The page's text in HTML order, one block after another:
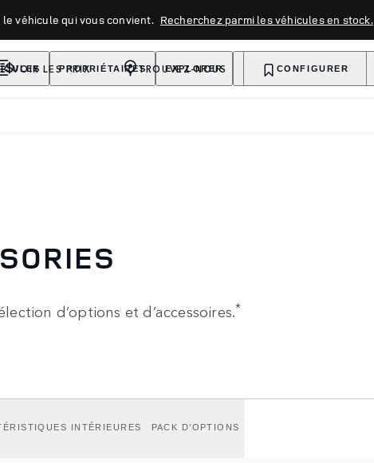
le véhicule qui vous convient. Recherchez parmi les véhicules en stock.
PROPRIÉTAIRES EXPLORER ACHETER MAINTENANT
VOIR LES PRIX TROUVEZ-NOUS CONFIGURER
d’options et d’accessoires.*
INTÉRIEURES PACK D’OPTIONS